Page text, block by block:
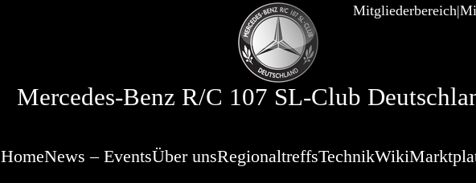
Mitgliederbereich
Mercedes-Benz R/C 107 SL-Club
HomeNews – EventsÜber unsRegionaltreffsTechnikWiki